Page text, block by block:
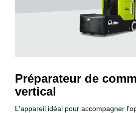
Préparateur de
vertical
L'appareil idéal pour accompagner